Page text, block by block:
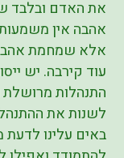
את האדם ובלבד
אהבה אין
אלא שמחמת אהבת
עוד קירבה. יש
התנהלות מרושלת
לשנות את
באים עלינו לדעת